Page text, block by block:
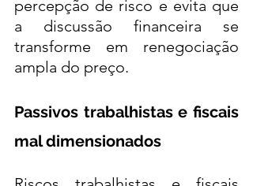
percepção de risco e evita que
a discussão financeira se
transforme em renegociação
ampla do preço.
Passivos trabalhistas e fiscais
mal dimensionados